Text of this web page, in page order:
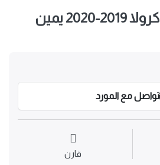
زوايا صدام امامي كرولا 2019-2020 يمين
تواصل مع المورد
قارن